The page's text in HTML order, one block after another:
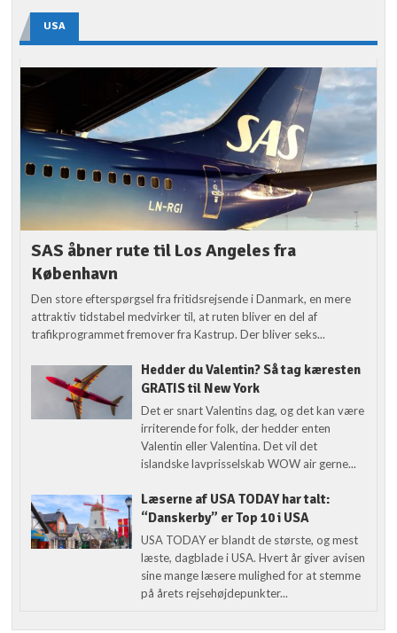
USA
SAS åbner rute til Los Angeles fra
København
Den store efterspørgsel fra fritidsrejsende i Danmark, en mere
attraktiv tidstabel medvirker til, at ruten bliver en del af
trafikprogrammet fremover fra Kastrup. Der bliver seks...
Hedder du Valentin? Så tag kæresten
GRATIS til New York
Det er snart Valentins dag, og det kan være
irriterende for folk, der hedder enten
Valentin eller Valentina. Det vil det
islandske lavprisselskab WOW air gerne...
Læserne af USA TODAY har talt:
“Danskerby” er Top 10 i USA
USA TODAY er blandt de største, og mest
læste, dagblade i USA. Hvert år giver avisen
sine mange læsere mulighed for at stemme
på årets rejsehøjdepunkter...